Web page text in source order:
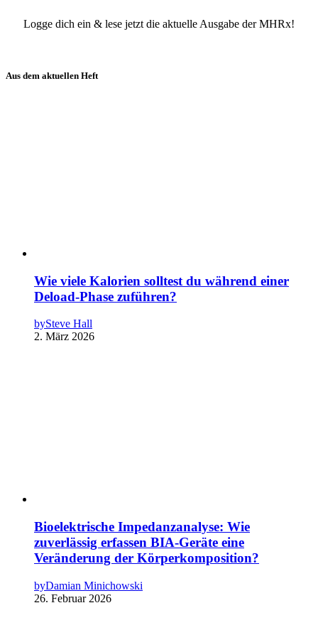
Logge dich ein & lese jetzt die aktuelle Ausgabe der MHRx!
Aus dem aktuellen Heft
Wie viele Kalorien solltest du während einer
Deload-Phase zuführen?
bySteve Hall
2. März 2026
Bioelektrische Impedanzanalyse: Wie
zuverlässig erfassen BIA-Geräte eine
Veränderung der Körperkomposition?
byDamian Minichowski
26. Februar 2026